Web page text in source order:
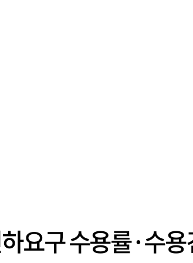
요구 수용률·수